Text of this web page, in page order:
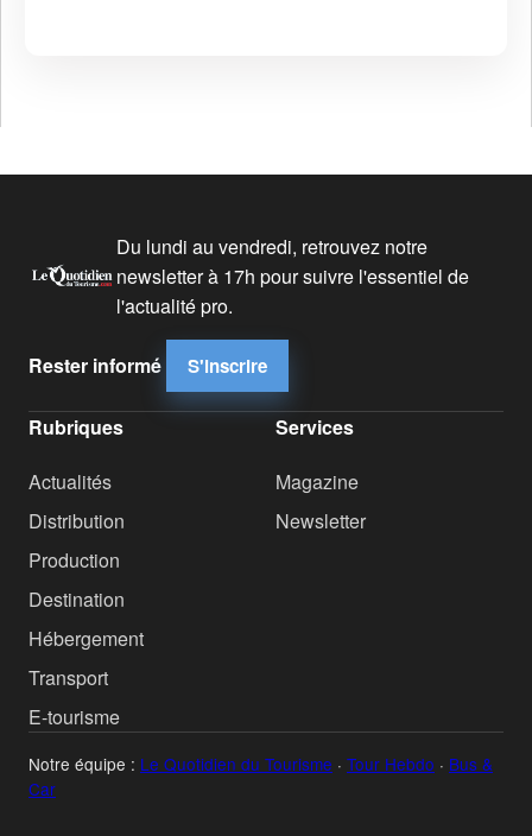
Du lundi au vendredi, retrouvez notre
newsletter à 17h pour suivre l'essentiel de
l'actualité pro.
Rester informé S'inscrire
Rubriques
Actualités
Distribution
Production
Destination
Hébergement
Transport
E-tourisme
Services
Magazine
Newsletter
Notre équipe : Le Quotidien du Tourisme · Tour Hebdo · Bus &
Car